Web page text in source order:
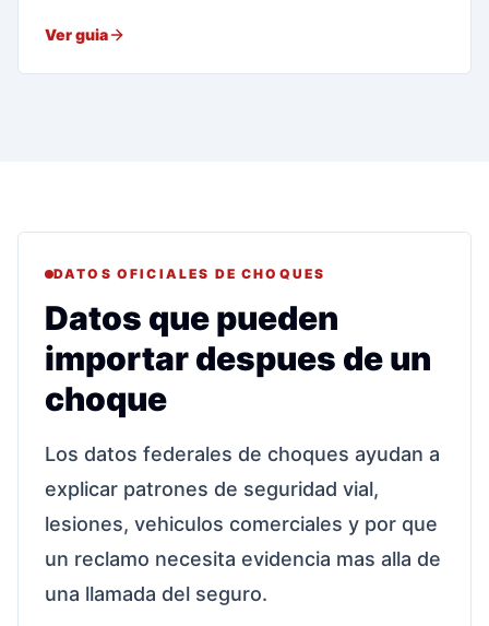
Ver guia
DATOS OFICIALES DE CHOQUES
Datos que pueden
importar despues de un
choque
Los datos federales de choques ayudan a
explicar patrones de seguridad vial,
lesiones, vehiculos comerciales y por que
un reclamo necesita evidencia mas alla de
una llamada del seguro.